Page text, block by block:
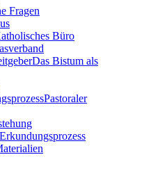
Fragen
Büro
Das Bistum als
Pastoraler